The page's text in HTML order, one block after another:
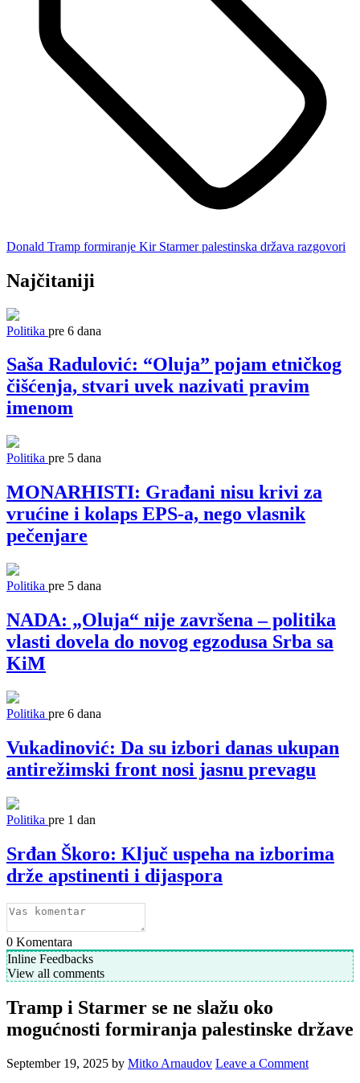
Donald Tramp formiranje Kir Starmer palestinska država razgovori
Najčitaniji
Politika pre 6 dana
Saša Radulović: “Oluja” pojam etničkog
čišćenja, stvari uvek nazivati pravim
imenom
Politika pre 5 dana
MONARHISTI: Građani nisu krivi za
vrućine i kolaps EPS-a, nego vlasnik
pečenjare
Politika pre 5 dana
NADA: „Oluja“ nije završena – politika
vlasti dovela do novog egzodusa Srba sa
KiM
Politika pre 6 dana
Vukadinović: Da su izbori danas ukupan
antirežimski front nosi jasnu prevagu
Politika pre 1 dan
Srđan Škoro: Ključ uspeha na izborima
drže apstinenti i dijaspora
0 Komentara
Inline Feedbacks
View all comments
Tramp i Starmer se ne slažu oko
mogućnosti formiranja palestinske države
September 19, 2025 by Mitko Arnaudov Leave a Comment